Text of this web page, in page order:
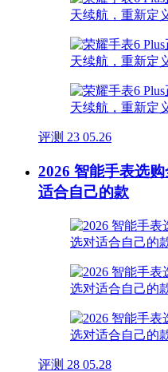
评测 23 05.26
2026 智能手表选
适合自己的款
评测 28 05.28